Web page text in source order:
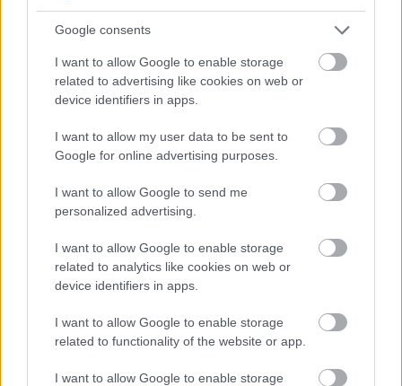
Google consents
I want to allow Google to enable storage
related to advertising like cookies on web or
device identifiers in apps.
I want to allow my user data to be sent to
Google for online advertising purposes.
I want to allow Google to send me
personalized advertising.
I want to allow Google to enable storage
related to analytics like cookies on web or
device identifiers in apps.
I want to allow Google to enable storage
related to functionality of the website or app.
I want to allow Google to enable storage
παντού…